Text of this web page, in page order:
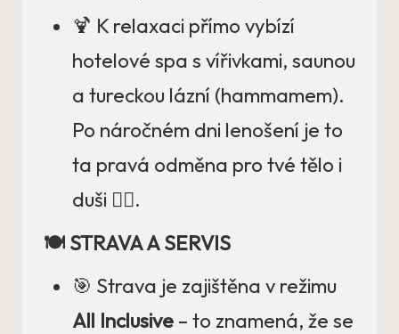
🍹 K relaxaci přímo vybízí
hotelové spa s vířivkami, saunou
a tureckou lázní (hammamem).
Po náročném dni lenošení je to
ta pravá odměna pro tvé tělo i
duši 🧖‍♀️.
🍽️ STRAVA A SERVIS
🎯 Strava je zajištěna v režimu
All Inclusive – to znamená, že se